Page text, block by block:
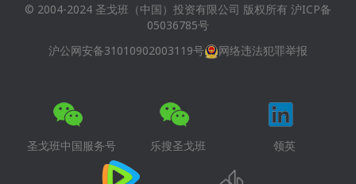
menu
© 2004-2024 圣戈班（中国）投资有限公司 版权所有 沪ICP备
05036785号
沪公网安备31010902003119号
网络违法犯罪举报
圣戈班中国服务号 乐搜圣戈班 领英